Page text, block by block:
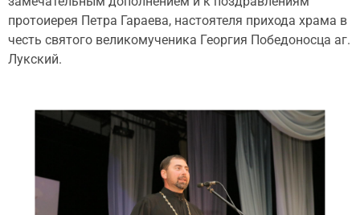
протоиерея Петра Гараева, настоятеля прихода храма в
честь святого великомученика Георгия Победоносца аг.
Лукский.